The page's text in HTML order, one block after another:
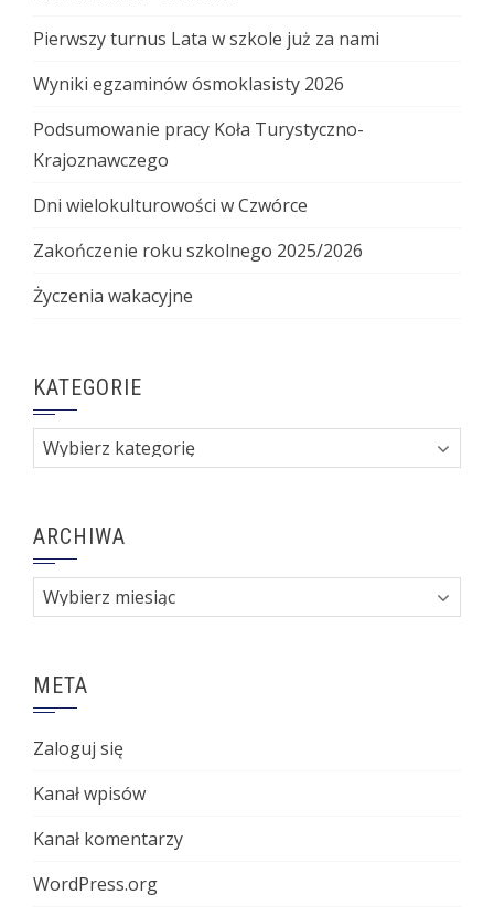
Pierwszy turnus Lata w szkole już za nami
Wyniki egzaminów ósmoklasisty 2026
Podsumowanie pracy Koła Turystyczno-
Krajoznawczego
Dni wielokulturowości w Czwórce
Zakończenie roku szkolnego 2025/2026
Życzenia wakacyjne
KATEGORIE
Kategorie
ARCHIWA
Archiwa
META
Zaloguj się
Kanał wpisów
Kanał komentarzy
WordPress.org